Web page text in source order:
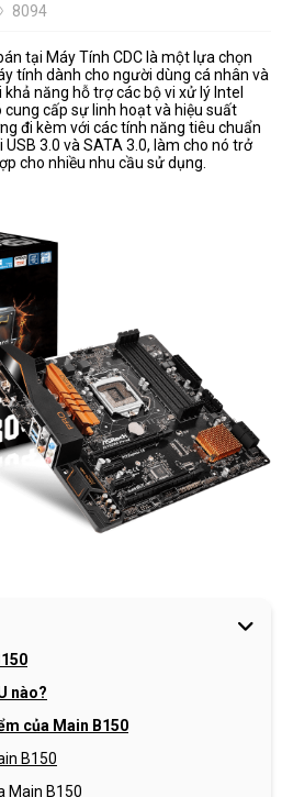
8094
tại Máy Tính CDC là một lựa chọn
tính dành cho người dùng cá nhân và
năng hỗ trợ các bộ vi xử lý Intel
cấp sự linh hoạt và hiệu suất
đi kèm với các tính năng tiêu chuẩn
3.0 và SATA 3.0, làm cho nó trở
cho nhiều nhu cầu sử dụng.
nào?
của Main B150
B150
Main B150